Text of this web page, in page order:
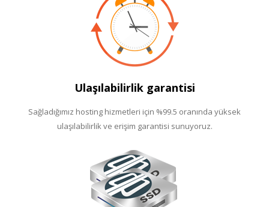
Ulaşılabilirlik garantisi
Sağladığımız hosting hizmetleri için %99.5 oranında yüksek
ulaşılabilirlik ve erişim garantisi sunuyoruz.